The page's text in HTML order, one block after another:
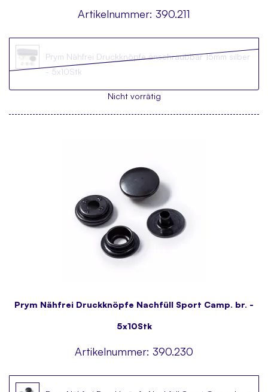
Artikelnummer: 390.211
Prym Nähfrei Druckknöpfe anschraubbar 15mm silber
- 5x10Stk
Nicht vorrätig
Prym Nähfrei Druckknöpfe Nachfüll Sport Camp. br. -
5x10Stk
Artikelnummer: 390.230